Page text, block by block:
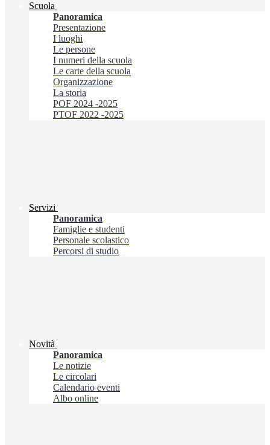
Scuola
Panoramica
Presentazione
I luoghi
Le persone
I numeri della scuola
Le carte della scuola
Organizzazione
La storia
POF 2024 -2025
PTOF 2022 -2025
Servizi
Panoramica
Famiglie e studenti
Personale scolastico
Percorsi di studio
Novità
Panoramica
Le notizie
Le circolari
Calendario eventi
Albo online